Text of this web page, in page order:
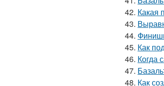
42. Какая
43.
44.
45. Как
46. Когда
47.
48. Как